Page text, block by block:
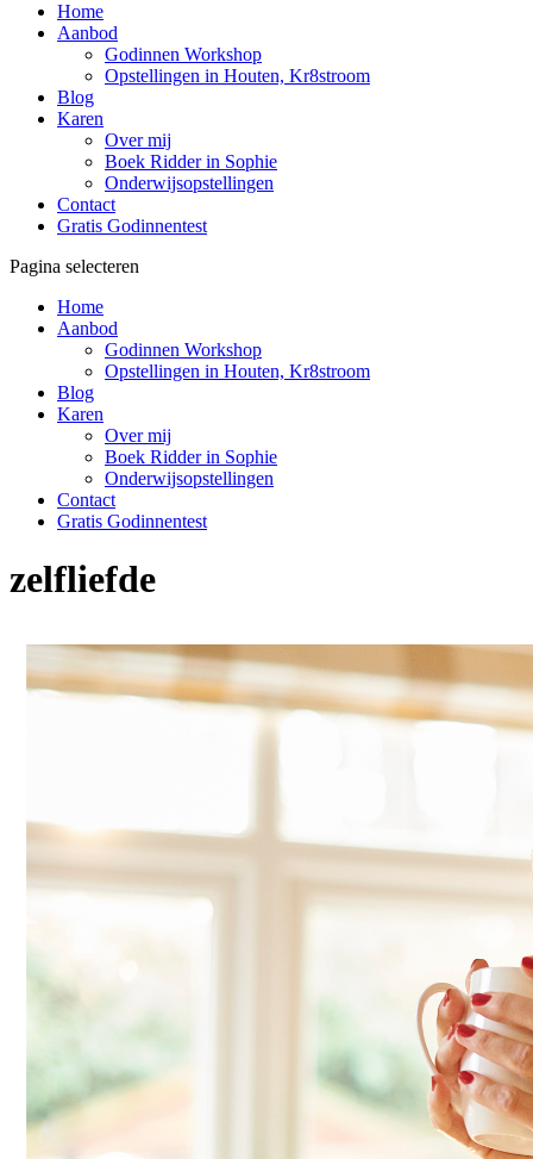
Home
Aanbod
Godinnen Workshop
Opstellingen in Houten, Kr8stroom
Blog
Karen
Over mij
Boek Ridder in Sophie
Onderwijsopstellingen
Contact
Gratis Godinnentest
Pagina selecteren
Home
Aanbod
Godinnen Workshop
Opstellingen in Houten, Kr8stroom
Blog
Karen
Over mij
Boek Ridder in Sophie
Onderwijsopstellingen
Contact
Gratis Godinnentest
zelfliefde